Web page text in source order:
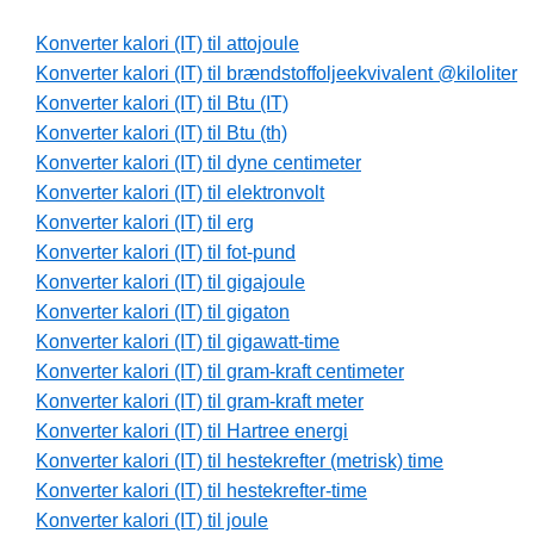
Konverter kalori (IT) til attojoule
Konverter kalori (IT) til brændstoffoljeekvivalent @kiloliter
Konverter kalori (IT) til Btu (IT)
Konverter kalori (IT) til Btu (th)
Konverter kalori (IT) til dyne centimeter
Konverter kalori (IT) til elektronvolt
Konverter kalori (IT) til erg
Konverter kalori (IT) til fot-pund
Konverter kalori (IT) til gigajoule
Konverter kalori (IT) til gigaton
Konverter kalori (IT) til gigawatt-time
Konverter kalori (IT) til gram-kraft centimeter
Konverter kalori (IT) til gram-kraft meter
Konverter kalori (IT) til Hartree energi
Konverter kalori (IT) til hestekrefter (metrisk) time
Konverter kalori (IT) til hestekrefter-time
Konverter kalori (IT) til joule